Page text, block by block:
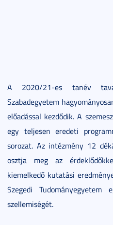
A 2020/21-es tanév
Szabadegyetem
előadással kezdődik. A
egy teljesen eredeti
sorozat. Az intézmény 12
osztja meg az
kiemelkedő kutatási
Szegedi
szellemiségét.